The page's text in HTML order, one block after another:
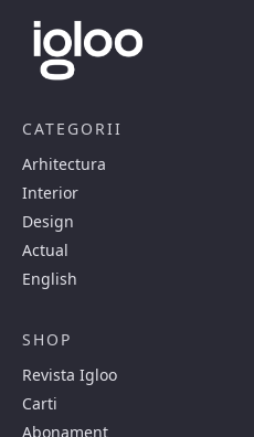
CATEGORII
Arhitectura
Interior
Design
Actual
English
SHOP
Revista Igloo
Carti
Abonament